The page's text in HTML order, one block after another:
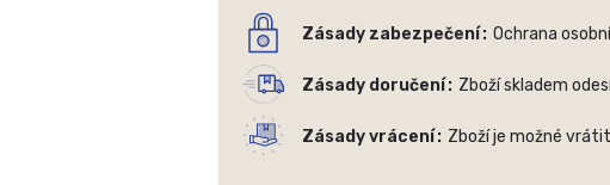
Zásady zabezpečení Ochrana
Zásady doručení Zboží skladem
Zásady vrácení Zboží je možné